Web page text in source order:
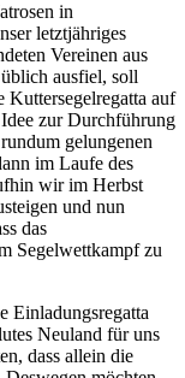
in
letztjähriges
Vereinen aus
ausfiel, soll
Kuttersegelregatta auf
zur Durchführung
gelungenen
im Laufe des
wir im Herbst
und nun
das
Segelwettkampf zu
Einladungsregatta
Neuland für uns
dass allein die